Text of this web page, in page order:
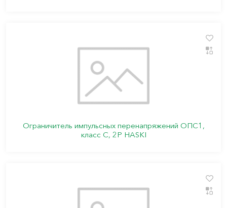
Ограничитель импульсных перенапряжений ОПС1,
класс C, 2P HASKI